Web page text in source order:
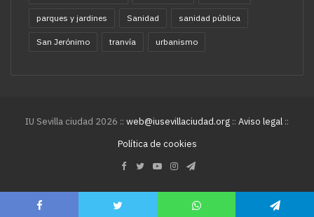
parques y jardines Sanidad sanidad pública
San Jerónimo tranvía urbanismo
IU Sevilla ciudad 2026 :: web@iusevillaciudad.org :: Aviso legal ::
Política de cookies
Facebook
TwitterYouTubeInstagram
Telegram